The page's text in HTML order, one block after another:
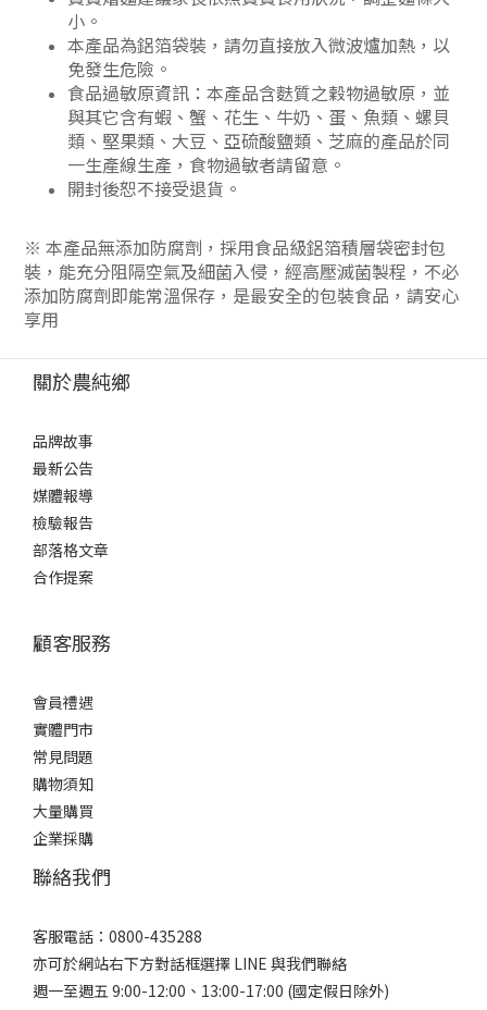
小。
本產品為鋁箔袋裝，請勿直接放入微波爐加熱，以
免發生危險。
食品過敏原資訊：本產品含麩質之穀物過敏原，並
與其它含有蝦、蟹、花生、牛奶、蛋、魚類、螺貝
類、堅果類、大豆、亞硫酸鹽類、芝麻的產品於同
一生產線生產，食物過敏者請留意。
開封後恕不接受退貨。
※ 本產品無添加防腐劑，採用食品級鋁箔積層袋密封包
裝，能充分阻隔空氣及細菌入侵，經高壓滅菌製程，不必
添加防腐劑即能常溫保存，是最安全的包裝食品，請安心
享用
關於農純鄉
品牌故事
最新公告
媒體報導
檢驗報告
部落格文章
合作提案
顧客服務
會員禮遇
實體門市
常見問題
購物須知
大量購買
企業採購
聯絡我們
客服電話：0800-435288
亦可於網站右下方對話框選擇 LINE 與我們聯絡
週一至週五 9:00-12:00、13:00-17:00 (國定假日除外)